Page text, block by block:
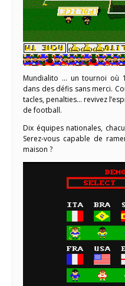
Mundialito … un tournoi où
dans des défis sans merci.
tacles, penalties… revivez
de football.
Dix équipes nationales,
Serez-vous capable de
maison ?